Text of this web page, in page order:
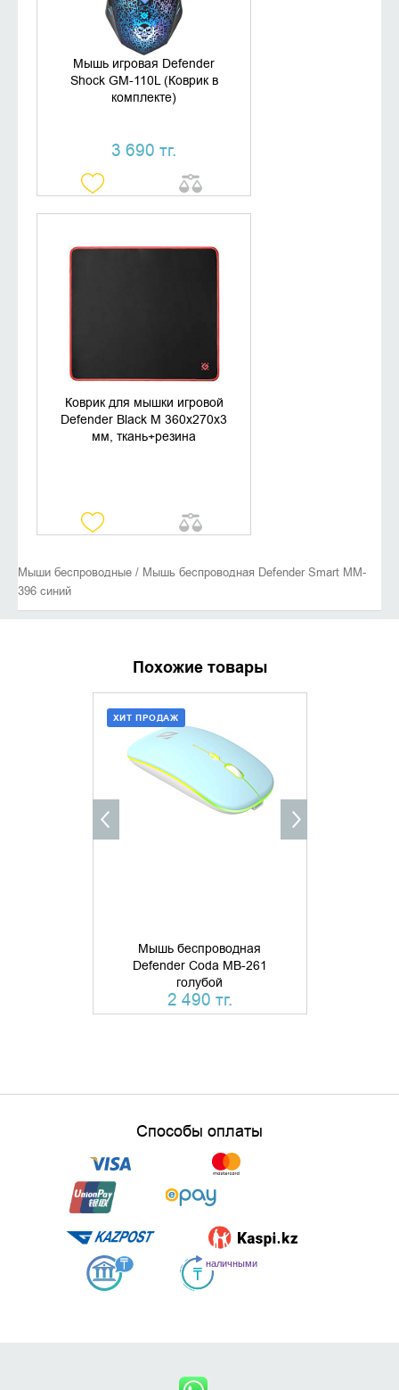
Мышь игровая Defender
Shock GM-110L (Коврик в
комплекте)
3 690 тг.
Коврик для мышки игровой
Defender Black M 360x270x3
мм, ткань+резина
Мыши беспроводные / Мышь беспроводная Defender Smart MM-
396 синий
Похожие товары
Мышь беспроводная
Defender Coda MB-261
голубой
2 490 тг.
ХИТ ПРОДАЖ
ДОБАВИТЬ В КОРЗИНУ
КУПИТЬ В 1 КЛИК
Способы оплаты